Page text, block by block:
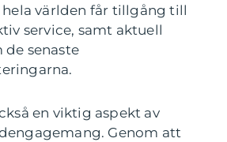
världen får tillgång till
service, samt aktuell
senaste
en viktig aspekt av
Genom att